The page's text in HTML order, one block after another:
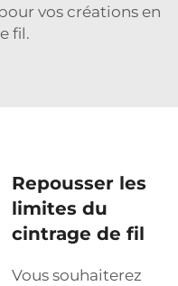
vos créations en
fil.
Repousser les
limites du
cintrage de fil
Vous souhaiterez